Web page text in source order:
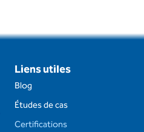
Liens utiles
Blog
Études de cas
Certifications